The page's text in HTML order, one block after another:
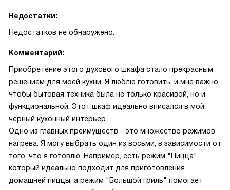
Недостатки:
Недостатков не обнаружено.
Комментарий:
Приобретение этого духового шкафа стало прекрасным
решением для моей кухни. Я люблю готовить, и мне важно,
чтобы бытовая техника была не только красивой, но и
функциональной. Этот шкаф идеально вписался в мой
черный кухонный интерьер.
Одно из главных преимуществ - это множество режимов
нагрева. Я могу выбрать один из восьми, в зависимости от
того, что я готовлю. Например, есть режим "Пицца",
который идеально подходит для приготовления
домашней пиццы, а режим "Большой гриль" помогает